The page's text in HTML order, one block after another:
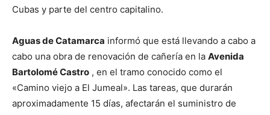
Cubas y parte del centro capitalino.
Aguas de Catamarca informó que está llevando a cabo a
cabo una obra de renovación de cañería en la Avenida
Bartolomé Castro , en el tramo conocido como el
«Camino viejo a El Jumeal». Las tareas, que durarán
aproximadamente 15 días, afectarán el suministro de